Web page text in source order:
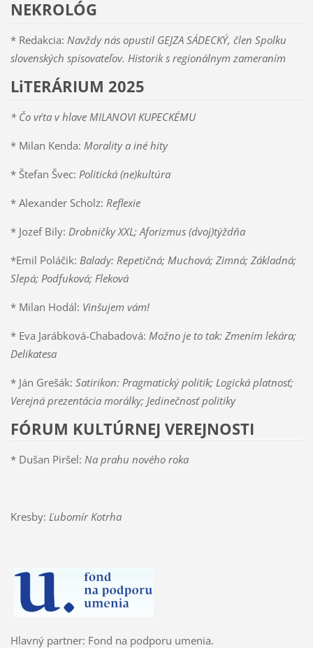
NEKROLÓG
* Redakcia: Navždy nás opustil GEJZA SÁDECKÝ, člen Spolku
slovenských spisovateľov. Historik s regionálnym zameraním
LiTERÁRIUM 2025
* Čo vŕta v hlave MILANOVI KUPECKÉMU
* Milan Kenda: Morality a iné hity
* Štefan Švec: Politická (ne)kultúra
* Alexander Scholz: Reflexie
* Jozef Bily: Drobničky XXL; Aforizmus (dvoj)týždňa
*Emil Poláčik: Balady: Repetičná; Muchová; Zimná; Základná;
Slepá; Podfuková; Fleková
* Milan Hodál: Vinšujem vám!
* Eva Jarábková-Chabadová: Možno je to tak: Zmením lekára;
Delikatesa
* Ján Grešák: Satirikon: Pragmatický politik; Logická platnosť;
Verejná prezentácia morálky; Jedinečnosť politiky
FÓRUM KULTÚRNEJ VEREJNOSTI
* Dušan Piršel: Na prahu nového roka
Kresby: Ľubomír Kotrha
Hlavný partner: Fond na podporu umenia.